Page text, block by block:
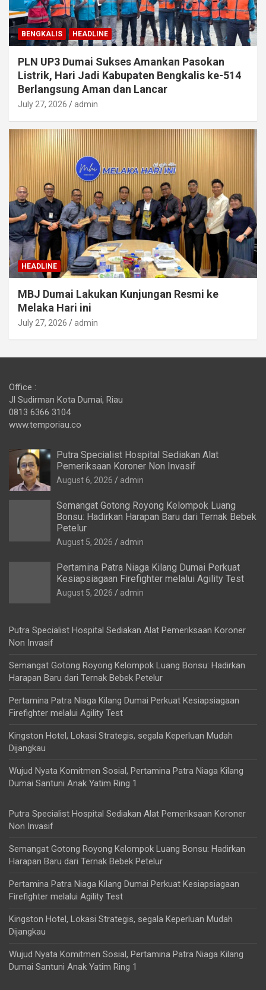
BENGKALIS HEADLINE
PLN UP3 Dumai Sukses Amankan Pasokan
Listrik, Hari Jadi Kabupaten Bengkalis ke-514
Berlangsung Aman dan Lancar
July 27, 2026 admin
HEADLINE
MBJ Dumai Lakukan Kunjungan Resmi ke
Melaka Hari ini
July 27, 2026 admin
Office :
Jl Sudirman Kota Dumai, Riau
0813 6366 3104
www.temporiau.co
Putra Specialist Hospital Sediakan Alat
Pemeriksaan Koroner Non Invasif
August 6, 2026 admin
Semangat Gotong Royong Kelompok Luang
Bonsu: Hadirkan Harapan Baru dari Ternak Bebek
Petelur
August 5, 2026 admin
Pertamina Patra Niaga Kilang Dumai Perkuat
Kesiapsiagaan Firefighter melalui Agility Test
August 5, 2026 admin
Putra Specialist Hospital Sediakan Alat Pemeriksaan Koroner
Non Invasif
Semangat Gotong Royong Kelompok Luang Bonsu: Hadirkan
Harapan Baru dari Ternak Bebek Petelur
Pertamina Patra Niaga Kilang Dumai Perkuat Kesiapsiagaan
Firefighter melalui Agility Test
Kingston Hotel, Lokasi Strategis, segala Keperluan Mudah
Dijangkau
Wujud Nyata Komitmen Sosial, Pertamina Patra Niaga Kilang
Dumai Santuni Anak Yatim Ring 1
Putra Specialist Hospital Sediakan Alat Pemeriksaan Koroner
Non Invasif
Semangat Gotong Royong Kelompok Luang Bonsu: Hadirkan
Harapan Baru dari Ternak Bebek Petelur
Pertamina Patra Niaga Kilang Dumai Perkuat Kesiapsiagaan
Firefighter melalui Agility Test
Kingston Hotel, Lokasi Strategis, segala Keperluan Mudah
Dijangkau
Wujud Nyata Komitmen Sosial, Pertamina Patra Niaga Kilang
Dumai Santuni Anak Yatim Ring 1